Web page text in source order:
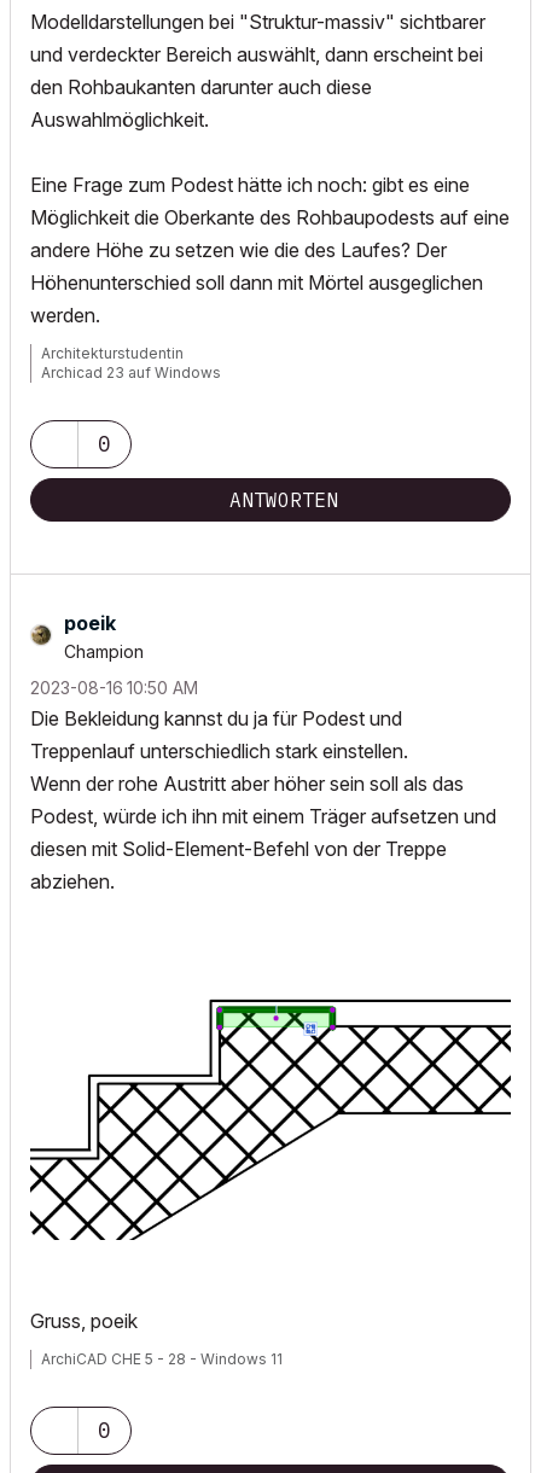
Modelldarstellungen bei "Struktur-massiv" sichtbarer
und verdeckter Bereich auswählt, dann erscheint bei
den Rohbaukanten darunter auch diese
Auswahlmöglichkeit.
Eine Frage zum Podest hätte ich noch: gibt es eine
Möglichkeit die Oberkante des Rohbaupodests auf eine
andere Höhe zu setzen wie die des Laufes? Der
Höhenunterschied soll dann mit Mörtel ausgeglichen
werden.
Architekturstudentin
Archicad 23 auf Windows
0
ANTWORTEN
poeik
Champion
‎2023-08-16 10:50 AM
Die Bekleidung kannst du ja für Podest und
Treppenlauf unterschiedlich stark einstellen.
Wenn der rohe Austritt aber höher sein soll als das
Podest, würde ich ihn mit einem Träger aufsetzen und
diesen mit Solid-Element-Befehl von der Treppe
abziehen.
Gruss, poeik
ArchiCAD CHE 5 - 28 - Windows 11
0